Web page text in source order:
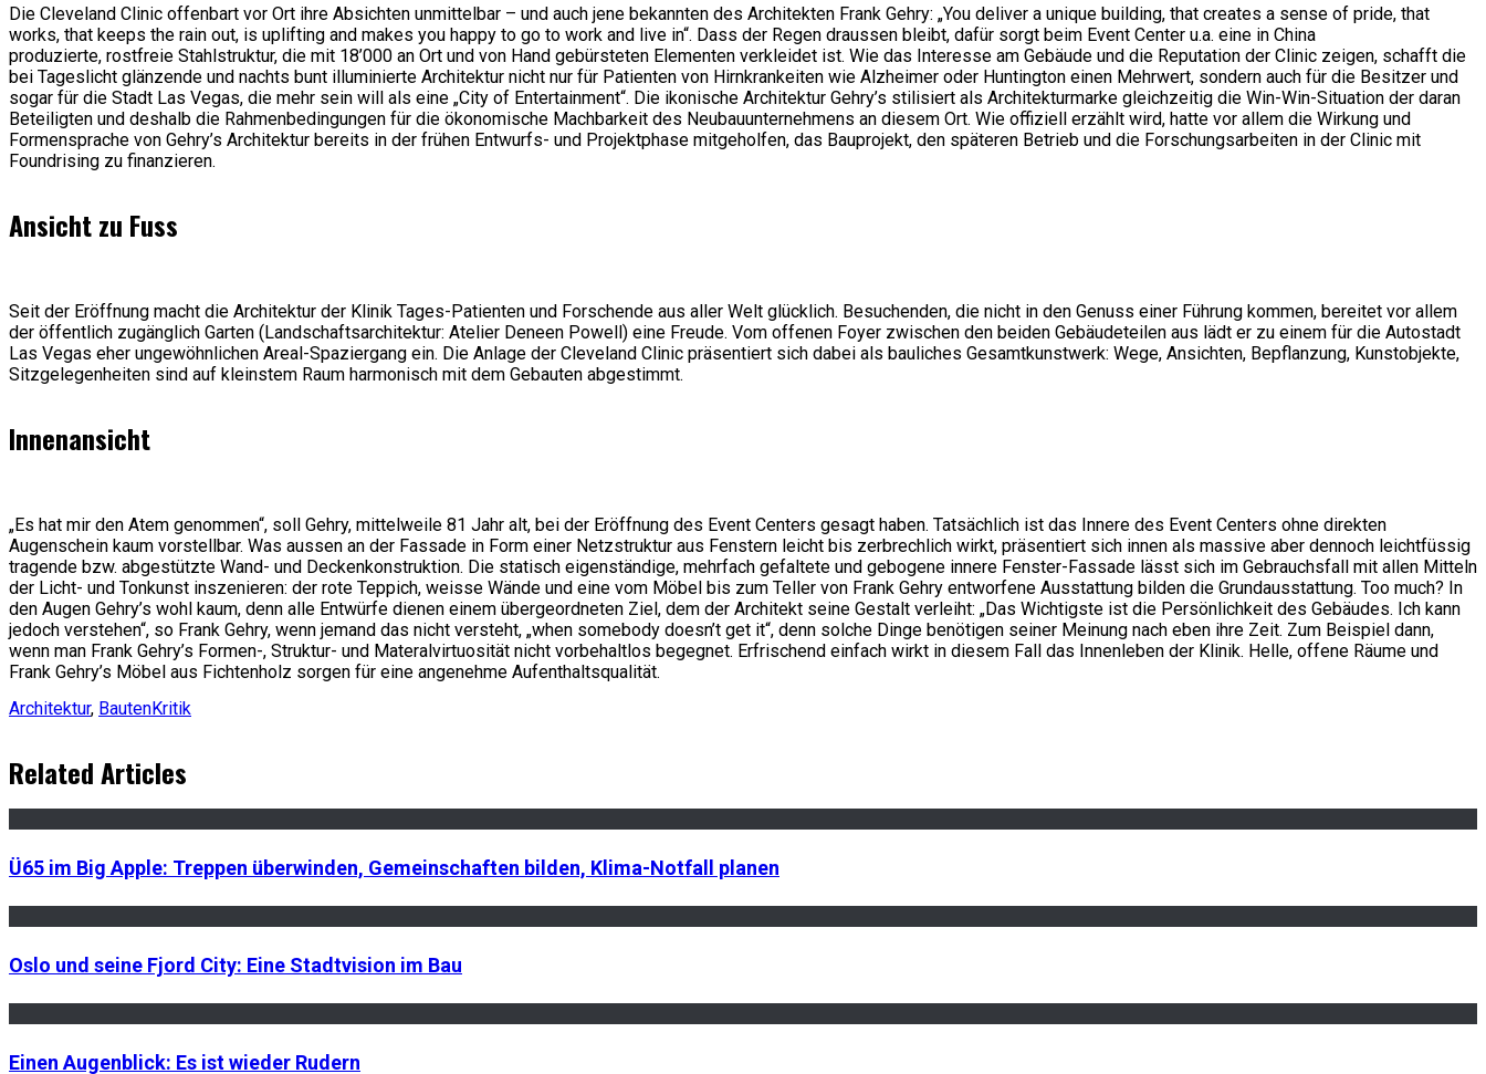
Die Cleveland Clinic offenbart vor Ort ihre Absichten unmittelbar – und auch jene bekannten des Architekten Frank Gehry: „You deliver a unique building, that creates a sense of pride, that
works, that keeps the rain out, is uplifting and makes you happy to go to work and live in“. Dass der Regen draussen bleibt, dafür sorgt beim Event Center u.a. eine in China
produzierte, rostfreie Stahlstruktur, die mit 18’000 an Ort und von Hand gebürsteten Elementen verkleidet ist. Wie das Interesse am Gebäude und die Reputation der Clinic zeigen, schafft die
bei Tageslicht glänzende und nachts bunt illuminierte Architektur nicht nur für Patienten von Hirnkrankeiten wie Alzheimer oder Huntington einen Mehrwert, sondern auch für die Besitzer und
sogar für die Stadt Las Vegas, die mehr sein will als eine „City of Entertainment“. Die ikonische Architektur Gehry’s stilisiert als Architekturmarke gleichzeitig die Win-Win-Situation der daran
Beteiligten und deshalb die Rahmenbedingungen für die ökonomische Machbarkeit des Neubauunternehmens an diesem Ort. Wie offiziell erzählt wird, hatte vor allem die Wirkung und
Formensprache von Gehry’s Architektur bereits in der frühen Entwurfs- und Projektphase mitgeholfen, das Bauprojekt, den späteren Betrieb und die Forschungsarbeiten in der Clinic mit
Foundrising zu finanzieren.
Ansicht zu Fuss
Seit der Eröffnung macht die Architektur der Klinik Tages-Patienten und Forschende aus aller Welt glücklich. Besuchenden, die nicht in den Genuss einer Führung kommen, bereitet vor allem
der öffentlich zugänglich Garten (Landschaftsarchitektur: Atelier Deneen Powell) eine Freude. Vom offenen Foyer zwischen den beiden Gebäudeteilen aus lädt er zu einem für die Autostadt
Las Vegas eher ungewöhnlichen Areal-Spaziergang ein. Die Anlage der Cleveland Clinic präsentiert sich dabei als bauliches Gesamtkunstwerk: Wege, Ansichten, Bepflanzung, Kunstobjekte,
Sitzgelegenheiten sind auf kleinstem Raum harmonisch mit dem Gebauten abgestimmt.
Innenansicht
„Es hat mir den Atem genommen“, soll Gehry, mittelweile 81 Jahr alt, bei der Eröffnung des Event Centers gesagt haben. Tatsächlich ist das Innere des Event Centers ohne direkten
Augenschein kaum vorstellbar. Was aussen an der Fassade in Form einer Netzstruktur aus Fenstern leicht bis zerbrechlich wirkt, präsentiert sich innen als massive aber dennoch leichtfüssig
tragende bzw. abgestützte Wand- und Deckenkonstruktion. Die statisch eigenständige, mehrfach gefaltete und gebogene innere Fenster-Fassade lässt sich im Gebrauchsfall mit allen Mitteln
der Licht- und Tonkunst inszenieren: der rote Teppich, weisse Wände und eine vom Möbel bis zum Teller von Frank Gehry entworfene Ausstattung bilden die Grundausstattung. Too much? In
den Augen Gehry’s wohl kaum, denn alle Entwürfe dienen einem übergeordneten Ziel, dem der Architekt seine Gestalt verleiht: „Das Wichtigste ist die Persönlichkeit des Gebäudes. Ich kann
jedoch verstehen“, so Frank Gehry, wenn jemand das nicht versteht, „when somebody doesn’t get it“, denn solche Dinge benötigen seiner Meinung nach eben ihre Zeit. Zum Beispiel dann,
wenn man Frank Gehry’s Formen-, Struktur- und Materalvirtuosität nicht vorbehaltlos begegnet. Erfrischend einfach wirkt in diesem Fall das Innenleben der Klinik. Helle, offene Räume und
Frank Gehry’s Möbel aus Fichtenholz sorgen für eine angenehme Aufenthaltsqualität.
Architektur, BautenKritik
Related Articles
Ü65 im Big Apple: Treppen überwinden, Gemeinschaften bilden, Klima-Notfall planen
Oslo und seine Fjord City: Eine Stadtvision im Bau
Einen Augenblick: Es ist wieder Rudern